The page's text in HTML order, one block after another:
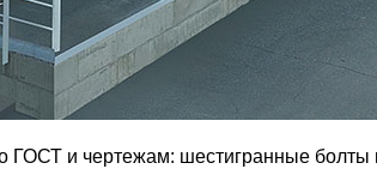
и чертежам: шестигранные